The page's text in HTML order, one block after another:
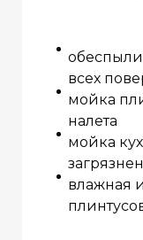
всех
мойка
налета
мойка
влажная